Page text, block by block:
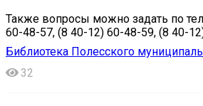
Также вопросы можно задать по
60-48-57, (8 40-12) 60-48-59, (8 40-
Библиотека Полесского
32